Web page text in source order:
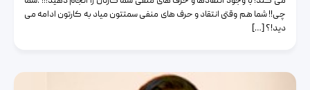
چی!! شما هم وقتی انتقاد و حرف های منفی سمتتون میاد به کارتون ادامه می
دید!؟ […]